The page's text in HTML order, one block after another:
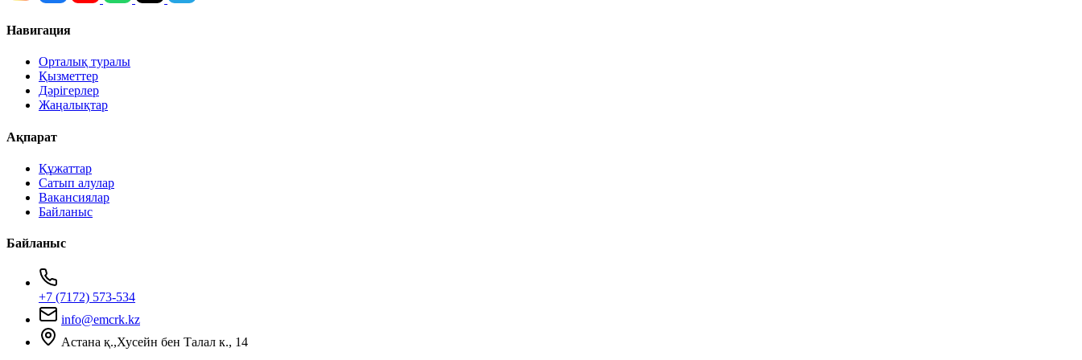
Навигация
Орталық туралы
Қызметтер
Дәрігерлер
Жаңалықтар
Ақпарат
Құжаттар
Сатып алулар
Вакансиялар
Байланыс
Байланыс
+7 (7172) 573-534
info@emcrk.kz
Астана қ.,Хусейн бен Талал к., 14